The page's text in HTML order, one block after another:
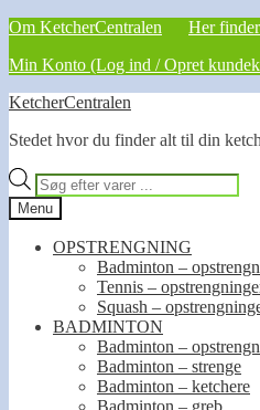
Om KetcherCentralen Her
Min Konto (Log ind / Opret
Spring
navigation
Spring
indhold
KetcherCentralen
Stedet hvor du finder alt til din
Products
search
Menu
OPSTRENGNING
Badminton –
Tennis –
Squash –
BADMINTON
Badminton –
Badminton – strenge
Badminton – ketchere
Badminton – greb